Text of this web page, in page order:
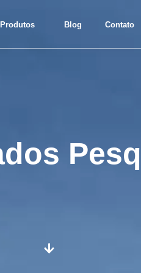
Produtos Blog Contato